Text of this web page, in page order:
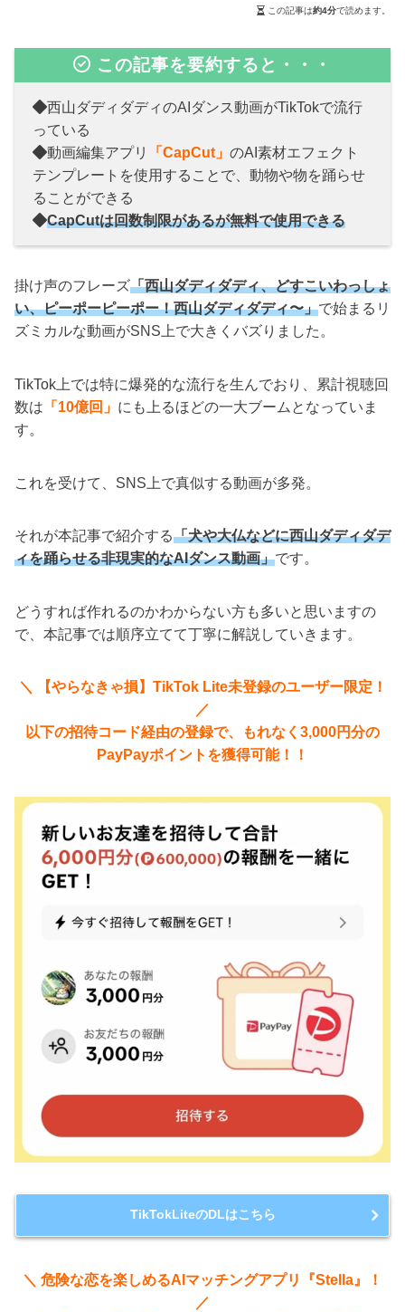
この記事は約4分で読めます。
この記事を要約すると・・・
西山ダディダディのAIダンス動画がTikTokで流行
っている
動画編集アプリ
「CapCut」 のAI素材エフェクト
テンプレートを使用することで、動物や物を踊らせ
ることができる
CapCutは回数制限があるが無料で使用できる
掛け声のフレーズ「西山ダディダディ、どすこいわっしょ
い、ピーポーピーポー！西山ダディダディ〜」で始まるリ
ズミカルな動画がSNS上で大きくバズりました。
TikTok上では特に爆発的な流行を生んでおり、累計視聴回
数は 「10億回」 にも上るほどの一大ブームとなっていま
す。
これを受けて、SNS上で真似する動画が多発。
それが本記事で紹介する「犬や大仏などに西山ダディダデ
ィを踊らせる非現実的なAIダンス動画」です。
どうすれば作れるのかわからない方も多いと思いますの
で、本記事では順序立てて丁寧に解説していきます。
＼ 【やらなきゃ損】TikTok Lite未登録のユーザー限定！
／
以下の招待コード経由の登録で、もれなく3,000円分の
PayPayポイントを獲得可能！！
TikTokLiteのDLはこちら
＼ 危険な恋を楽しめるAIマッチングアプリ『Stella』！
／